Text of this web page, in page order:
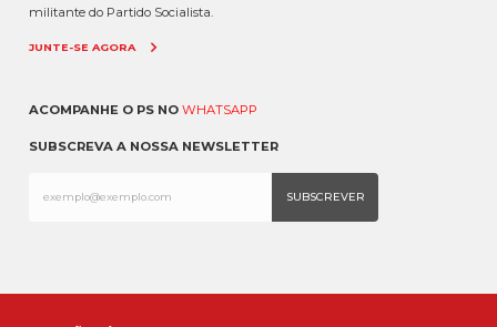
militante do Partido Socialista.
JUNTE-SE AGORA
ACOMPANHE O PS NO WHATSAPP
SUBSCREVA A NOSSA NEWSLETTER